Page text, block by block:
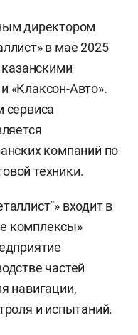
директором
в мае 2025
«Клаксон-Авто».
сервиса
компаний по
техники.
входит в
комплексы»
частей
навигации,
и испытаний.